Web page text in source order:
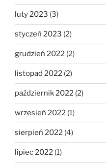
luty 2023 (3)
styczeń 2023 (2)
grudzień 2022 (2)
listopad 2022 (2)
październik 2022 (2)
wrzesień 2022 (1)
sierpień 2022 (4)
lipiec 2022 (1)